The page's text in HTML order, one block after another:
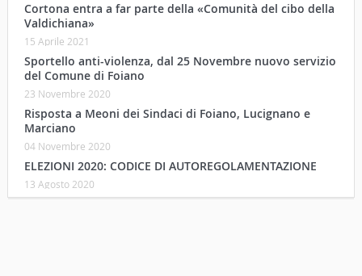
Cortona entra a far parte della «Comunità del cibo della
Valdichiana»
15 Aprile 2021
Sportello anti-violenza, dal 25 Novembre nuovo servizio
del Comune di Foiano
23 Novembre 2020
Risposta a Meoni dei Sindaci di Foiano, Lucignano e
Marciano
04 Novembre 2020
ELEZIONI 2020: CODICE DI AUTOREGOLAMENTAZIONE
13 Agosto 2020